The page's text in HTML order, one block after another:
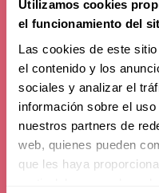
Utilizamos cookies
el funcionamiento del
Las cookies de este
el contenido y los
sociales y analizar el
información sobre el
nuestros partners de
web, quienes pueden
que les haya